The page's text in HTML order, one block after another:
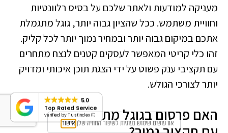
מעניקה למודעות ולאתר שלכם על בסיס רלוונטיות
וחוויית משתמש. ככל שהציון גבוה יותר, גוגל מתגמלת
אתכם במיקום גבוה יותר ובמחיר נמוך יותר לכל קליק.
זהו כלי קריטי המאפשר לעסקים קטנים לנצח מתחרים
עם תקציבי ענק פשוט על ידי הצגת תוכן איכותי ומדויק
יותר לצורכי הגולש.
האם פרסום בגוגל מתאים גם לעסקים
5.0
Top Rated Service
verified by Trustindex
אנו עושים שימוש בעוגיות לשיפור החוויה שלך אישור